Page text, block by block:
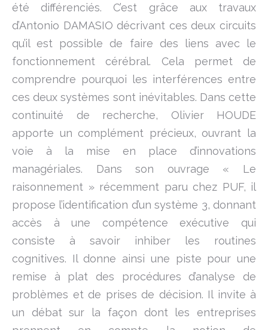
été différenciés. C’est grâce aux travaux
d’Antonio DAMASIO décrivant ces deux circuits
qu’il est possible de faire des liens avec le
fonctionnement cérébral. Cela permet de
comprendre pourquoi les interférences entre
ces deux systèmes sont inévitables. Dans cette
continuité de recherche, Olivier HOUDE
apporte un complément précieux, ouvrant la
voie à la mise en place d’innovations
managériales. Dans son ouvrage « Le
raisonnement » récemment paru chez PUF, il
propose l’identification d’un système 3, donnant
accès à une compétence exécutive qui
consiste à savoir inhiber les routines
cognitives. Il donne ainsi une piste pour une
remise à plat des procédures d’analyse de
problèmes et de prises de décision. Il invite à
un débat sur la façon dont les entreprises